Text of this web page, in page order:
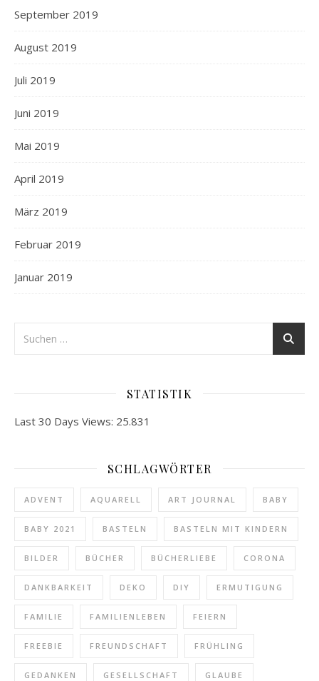
September 2019
August 2019
Juli 2019
Juni 2019
Mai 2019
April 2019
März 2019
Februar 2019
Januar 2019
STATISTIK
Last 30 Days Views: 25.831
SCHLAGWÖRTER
ADVENT AQUARELL ART JOURNAL BABY
BABY 2021 BASTELN BASTELN MIT KINDERN
BILDER BÜCHER BÜCHERLIEBE CORONA
DANKBARKEIT DEKO DIY ERMUTIGUNG
FAMILIE FAMILIENLEBEN FEIERN
FREEBIE FREUNDSCHAFT FRÜHLING
GEDANKEN GESELLSCHAFT GLAUBE